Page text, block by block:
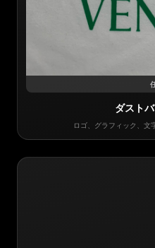
ダスト
ロゴ、グラフィック、文